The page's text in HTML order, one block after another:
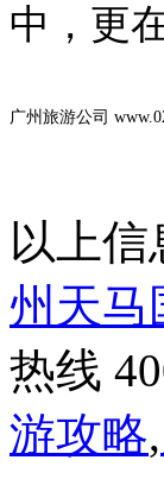
中，更
广州旅游公司
以上信
州天马
热线
游攻略,